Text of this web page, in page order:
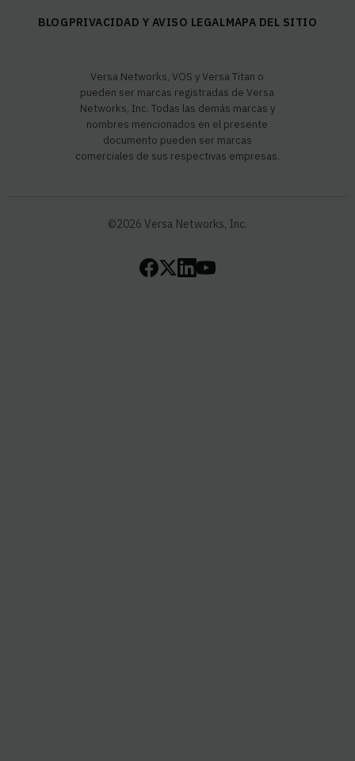
BLOGPRIVACIDAD Y AVISO LEGALMAPA DEL SITIO
Versa Networks, VOS y Versa Titan o
pueden ser marcas registradas de Versa
Networks, Inc. Todas las demás marcas y
nombres mencionados en el presente
documento pueden ser marcas
comerciales de sus respectivas empresas.
©2026 Versa Networks, Inc.